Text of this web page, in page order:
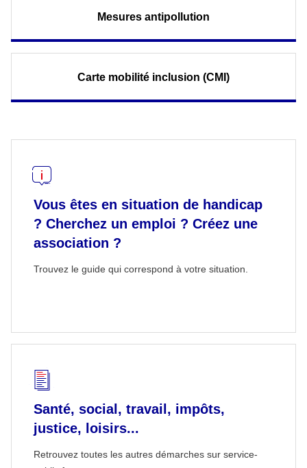
Mesures antipollution
Carte mobilité inclusion (CMI)
Vous êtes en situation de handicap
? Cherchez un emploi ? Créez une
association ?
Trouvez le guide qui correspond à votre situation.
Santé, social, travail, impôts,
justice, loisirs...
Retrouvez toutes les autres démarches sur service-